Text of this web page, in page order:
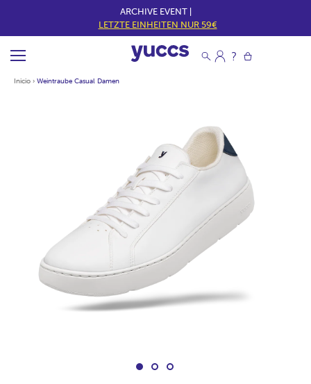
ARCHIVE EVENT |
LETZTE EINHEITEN NUR 59€
Inicio › Weintraube Casual Damen